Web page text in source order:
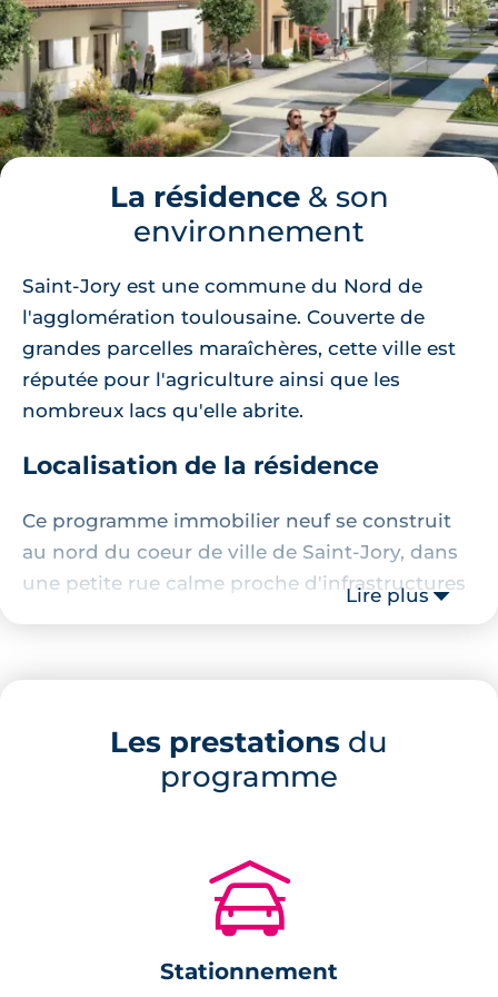
La résidence& son
environnement
Saint-Jory est une commune du Nord de
l'agglomération toulousaine. Couverte de
grandes parcelles maraîchères, cette ville est
réputée pour l'agriculture ainsi que les
nombreux lacs qu'elle abrite.
Localisation de la résidence
Ce programme immobilier neuf se construit
au nord du coeur de ville de Saint-Jory, dans
une petite rue calme proche d'infrastructures
restaurant et d'un supermarché Carrefour
Description des maisons neuves
. Des maisons T3 et T4 construites en
duplex sont proposées. Toutes présentent des
lignes architecturales contemporaines et les
toitures sont faites avec tuiles rouges
Lire plus
Les prestations du
programme
🚗
Stationnement